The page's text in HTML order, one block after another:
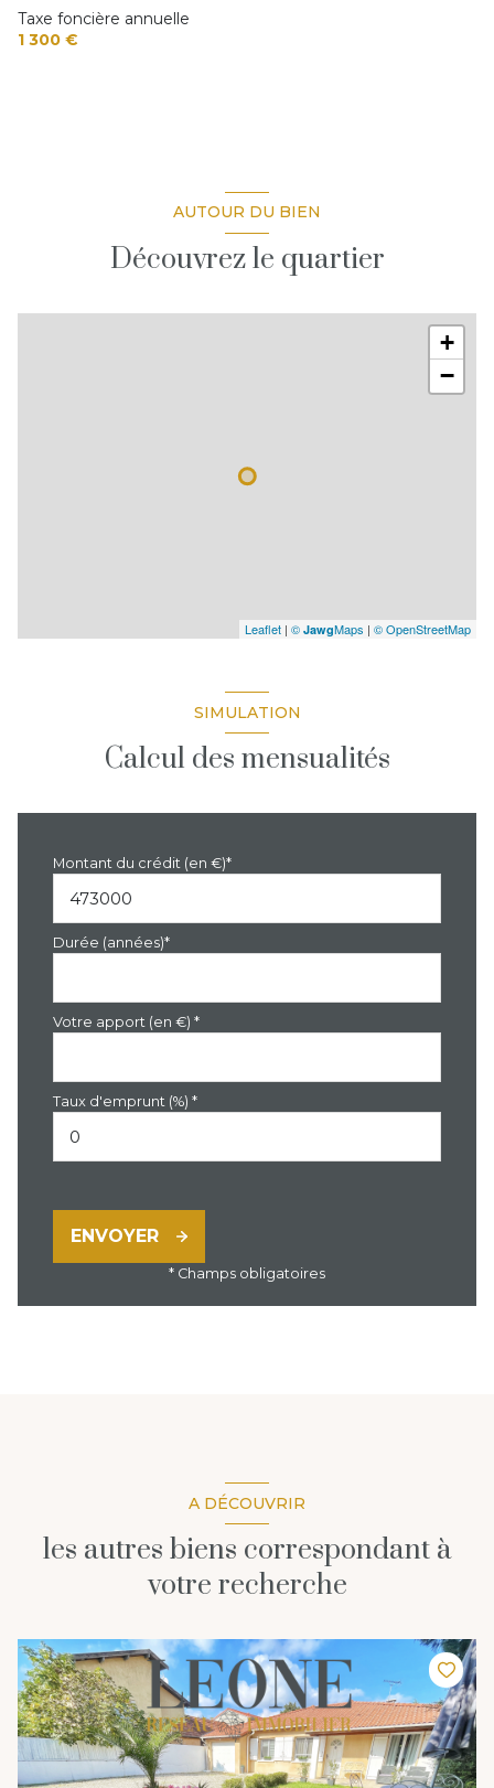
Taxe foncière annuelle
1 300 €
AUTOUR DU BIEN
Découvrez le quartier
+
−
Leaflet | © JawgMaps | © OpenStreetMap
SIMULATION
Calcul des mensualités
Montant du crédit (en €)*
Durée (années)*
Votre apport (en €) *
Taux d'emprunt (%) *
ENVOYER
* Champs obligatoires
A DÉCOUVRIR
les autres biens correspondant à
votre recherche